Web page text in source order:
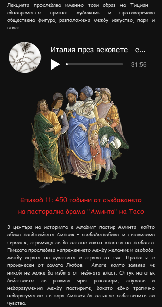
Лекцията проследява именно този образ на Тициан –
едновременно признат художник и противоречива
обществена фигура, разположена между изкуство, пари и
власт.
Италия през вековете - епизод 12
-31:56
Епизод 11: 450 години от създаването
на пасторална драма "Аминта" на Тасо
В центъра на историята е младият пастир Аминта, който
обича ловджийката Силвия – свободолюбива и независима
героиня, стремяща се да остане извън властта на любовта.
Пиесата проследява напрежението между желание и свобода,
между играта на чувствата и страха от тях. Прологът е
произнесен от самата Любов – Amore, която заявява, че
никой не може да избяга от нейната власт. Оттук нататък
действието се развива чрез разговори, слухове и
недоразумения между пастирите, докато едно трагично
недоразумение не кара Силвия да осъзнае собствените си
чувства.